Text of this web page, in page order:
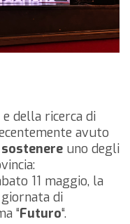
e della ricerca di
avuto
uno degli
11 maggio, la
di
“Futuro“.